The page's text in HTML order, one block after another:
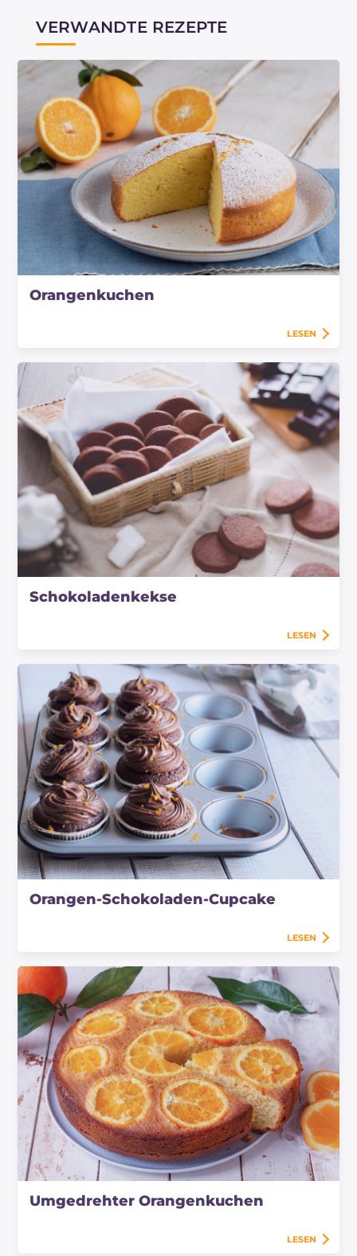
VERWANDTE REZEPTE
Orangenkuchen
LESEN
Schokoladenkekse
LESEN
Orangen-Schokoladen-Cupcake
LESEN
Umgedrehter Orangenkuchen
LESEN